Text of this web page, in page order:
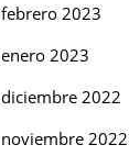
febrero 2023
enero 2023
diciembre 2022
noviembre 2022